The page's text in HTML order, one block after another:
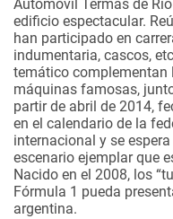
Automóvil Termas de
edificio espectacular.
han participado en
indumentaria, cascos,
temático complementan
máquinas famosas,
partir de abril de 2014,
en el calendario de la
internacional y se
escenario ejemplar que
Nacido en el 2008, los
Fórmula 1 pueda
argentina.